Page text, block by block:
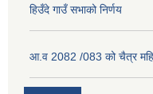
हिउँदे गाउँ सभाको निर्णय
आ.व 2082 /083 को चैत्र